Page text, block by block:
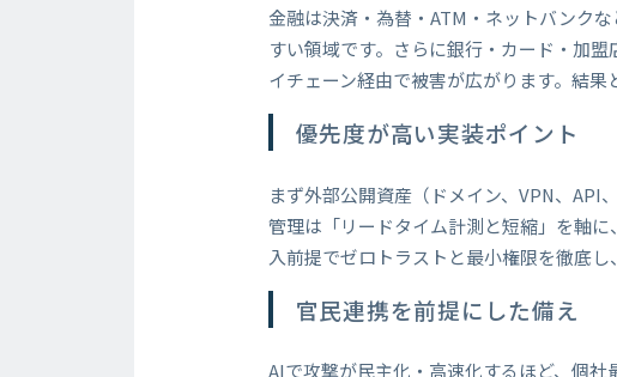
金融は決済・為替・ATM・ネットバンク
すい領域です。さらに銀行・カード・加
イチェーン経由で被害が広がります。結
優先度が高い実装ポイント
まず外部公開資産（ドメイン、VPN、API
管理は「リードタイム計測と短縮」を軸
入前提でゼロトラストと最小権限を徹底
官民連携を前提にした備え
AIで攻撃が民主化・高速化するほど、個